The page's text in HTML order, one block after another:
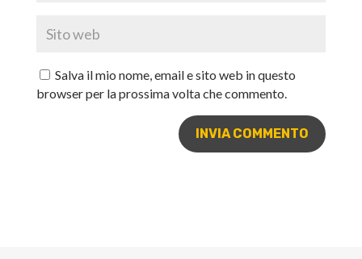
Salva il mio nome, email e sito web in questo
browser per la prossima volta che commento.